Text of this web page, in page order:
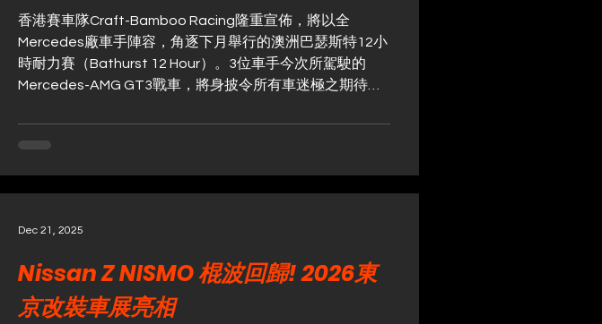
香港賽車隊Craft-Bamboo Racing隆重宣佈，將以全
Mercedes廠車手陣容，角逐下月舉行的澳洲巴瑟斯特12小
時耐力賽（Bathurst 12 Hour）。3位車手今次所駕駛的
Mercedes-AMG GT3戰車，將身披令所有車迷極之期待的
Works聯乘創作，靈感取自於2026年迎來30週年的經典賽
車漫畫《頭文字D》，向漫畫中的傳奇主角戰車致敬。
Nissan Z NISMO 棍波回歸! 2026東
京改裝車展亮相
Dec 21, 2025